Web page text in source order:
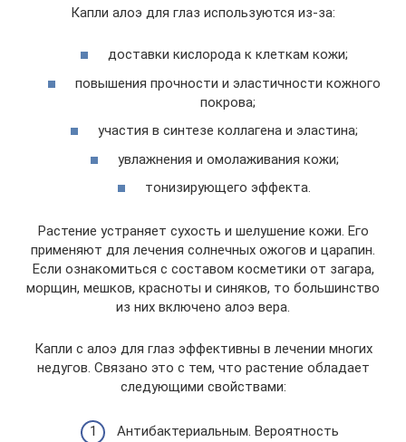
Капли алоэ для глаз используются из-за:
доставки кислорода к клеткам кожи;
повышения прочности и эластичности кожного
покрова;
участия в синтезе коллагена и эластина;
увлажнения и омолаживания кожи;
тонизирующего эффекта.
Растение устраняет сухость и шелушение кожи. Его
применяют для лечения солнечных ожогов и царапин.
Если ознакомиться с составом косметики от загара,
морщин, мешков, красноты и синяков, то большинство
из них включено алоэ вера.
Капли с алоэ для глаз эффективны в лечении многих
недугов. Связано это с тем, что растение обладает
следующими свойствами:
Антибактериальным. Вероятность